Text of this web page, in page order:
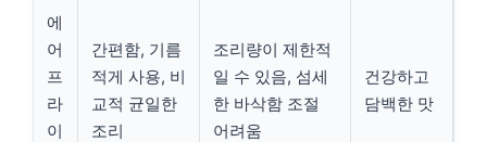
에
어
프
라
이
간편함, 기름
적게 사용, 비
교적 균일한
조리
조리량이 제한적
일 수 있음, 섬세
한 바삭함 조절
어려움
건강하고
담백한 맛